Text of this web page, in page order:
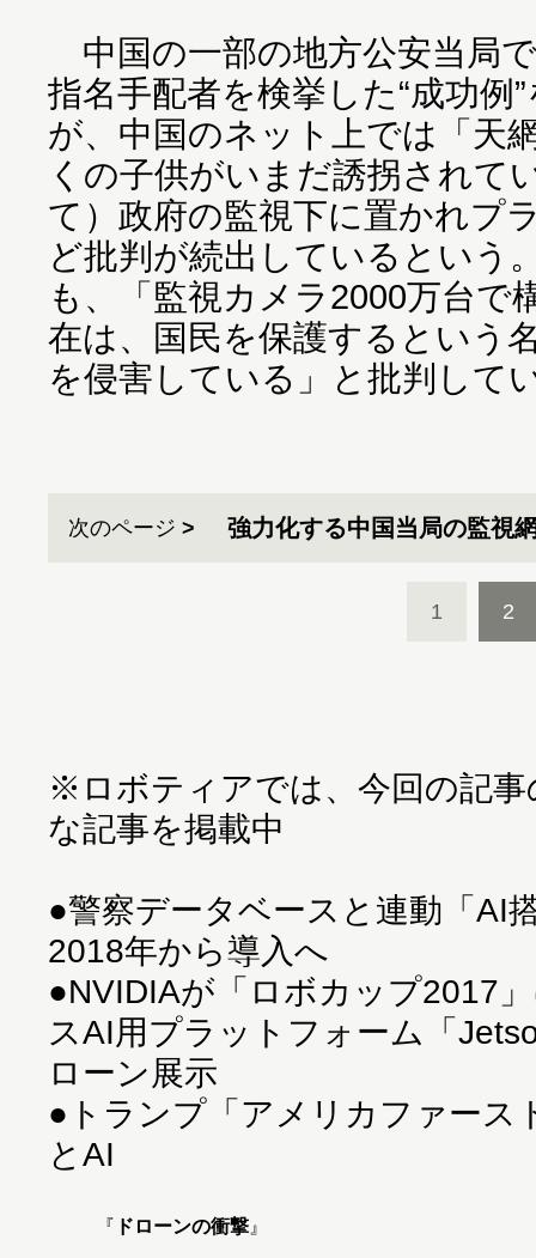
中国の一部の地方公安当局
指名手配者を検挙した“成功例
が、中国のネット上では「天
くの子供がいまだ誘拐されて
て）政府の監視下に置かれプ
ど批判が続出しているという
も、「監視カメラ2000万台で
在は、国民を保護するという
を侵害している」と批判して
次のページ 強力化する中国当局の監視
1 2
※ロボティアでは、今回の記
な記事を掲載中
●警察データベースと連動「AI
2018年から導入へ
●NVIDIAが「ロボカップ2017
スAI用プラットフォーム「
ローン展示
● トランプ「アメリカファー
とAI
『 ドローンの衝撃 』